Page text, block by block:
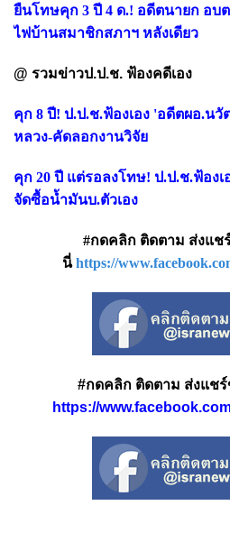
ยืนโทษคุก 3 ปี 4 ด.! อดีตนายก อบ
ไฟบ้านสมาชิกสภาฯ หลังเดียว
@ รวมข่าวป.ป.ช. ฟ้องคดีเอง
คุก 8 ปี! ป.ป.ช.ฟ้องเอง 'อดีตผอ.น
หลวง-คัดลอกงานวิจัย
คุก 20 ปี แต่รอลงโทษ! ป.ป.ช.ฟ้อง
จัดซื้อน้ำมันบ.ตัวเอง
#กดคลิก ติดตาม ส่งแช
นี่ https://
#กดคลิก ติดตาม ส่งแช
https://